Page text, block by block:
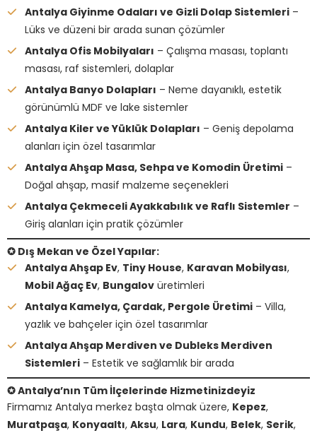
Antalya Giyinme Odaları ve Gizli Dolap Sistemleri –
Lüks ve düzeni bir arada sunan çözümler
Antalya Ofis Mobilyaları – Çalışma masası, toplantı
masası, raf sistemleri, dolaplar
Antalya Banyo Dolapları – Neme dayanıklı, estetik
görünümlü MDF ve lake sistemler
Antalya Kiler ve Yüklük Dolapları – Geniş depolama
alanları için özel tasarımlar
Antalya Ahşap Masa, Sehpa ve Komodin Üretimi –
Doğal ahşap, masif malzeme seçenekleri
Antalya Çekmeceli Ayakkabılık ve Raflı Sistemler –
Giriş alanları için pratik çözümler
✪ Dış Mekan ve Özel Yapılar:
Antalya Ahşap Ev, Tiny House, Karavan Mobilyası,
Mobil Ağaç Ev, Bungalov üretimleri
Antalya Kamelya, Çardak, Pergole Üretimi – Villa,
yazlık ve bahçeler için özel tasarımlar
Antalya Ahşap Merdiven ve Dubleks Merdiven
Sistemleri – Estetik ve sağlamlık bir arada
✪ Antalya’nın Tüm İlçelerinde Hizmetinizdeyiz
Firmamız Antalya merkez başta olmak üzere, Kepez,
Muratpaşa, Konyaaltı, Aksu, Lara, Kundu, Belek, Serik,